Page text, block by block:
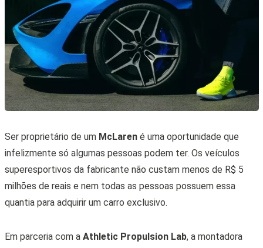
Ser proprietário de um McLarené uma oportunidade que
infelizmente só algumas pessoas podem ter. Os veículos
superesportivos da fabricante não custam menos de R$ 5
milhões de reais e nem todas as pessoas possuem essa
quantia para adquirir um carro exclusivo.
Em parceria com a Athletic Propulsion Lab, a montadora